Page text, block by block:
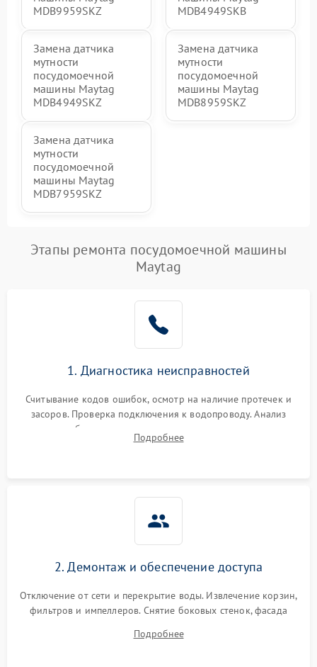
MDB9959SKZ
MDB4949SKB
Замена датчика
мутности
посудомоечной
машины Maytag
MDB4949SKZ
Замена датчика
мутности
посудомоечной
машины Maytag
MDB8959SKZ
Замена датчика
мутности
посудомоечной
машины Maytag
MDB7959SKZ
Этапы ремонта посудомоечной машины
Maytag
1. Диагностика неисправностей
Считывание кодов ошибок, осмотр на наличие протечек и
засоров. Проверка подключения к водопроводу. Анализ
жалоб на отсутствие слива, нагрева, вращения
разбрызгивателей или срабатывание системы защиты
Подробнее
2. Демонтаж и обеспечение доступа
Отключение от сети и перекрытие воды. Извлечение корзин,
фильтров и импеллеров. Снятие боковых стенок, фасада
циркуляционному насосу, ТЭНу и сливной помпе.
Подробнее